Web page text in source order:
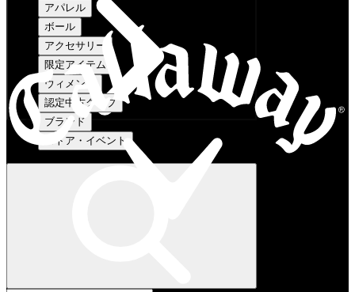
アパレル
ボール
アクセサリー
限定アイテム
ウィメンズ
認定中古クラブ
ブランド
ストア・イベント